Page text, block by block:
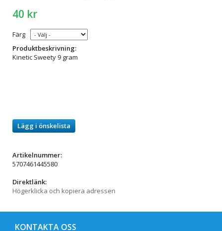
40 kr
Färg
Produktbeskrivning:
Kinetic Sweety 9 gram
Lägg i önskelista
Artikelnummer:
5707461445580
Direktlänk:
Högerklicka och kopiera adressen
KONTAKTA OSS